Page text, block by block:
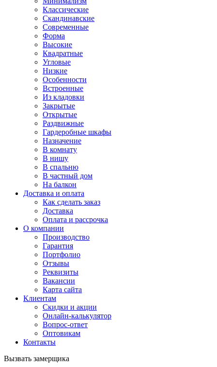
Классические
Скандинавские
Современные
Форма
Высокие
Квадратные
Угловые
Низкие
Особенности
Встроенные
Из кладовки
Закрытые
Открытые
Раздвижные
Гардеробные шкафы
Назначение
В комнату
В нишу
В спальню
В частный дом
На балкон
Доставка и оплата
Как сделать заказ
Доставка
Оплата и рассрочка
О компании
Производство
Гарантия
Портфолио
Отзывы
Реквизиты
Вакансии
Карта сайта
Клиентам
Скидки и акции
Онлайн-калькулятор
Вопрос-ответ
Оптовикам
Контакты
Вызвать замерщика